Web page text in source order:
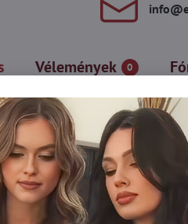
Vélemények 0
geometrikus virágminta
megjelenést megteremti.
csillogás, a fantáziadús stílus
órákon át is biztosítja a